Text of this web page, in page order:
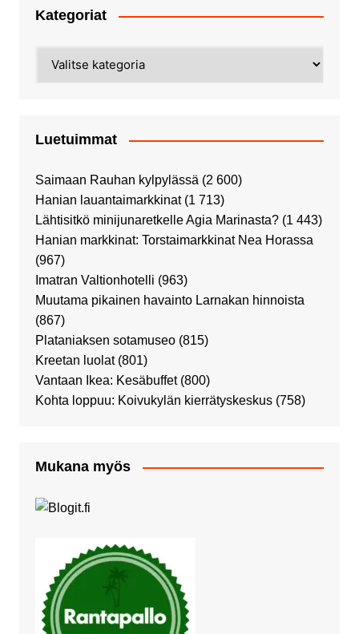
Kategoriat
Luetuimmat
Saimaan Rauhan kylpylässä (2 600)
Hanian lauantaimarkkinat (1 713)
Lähtisitkö minijunaretkelle Agia Marinasta? (1 443)
Hanian markkinat: Torstaimarkkinat Nea Horassa
(967)
Imatran Valtionhotelli (963)
Muutama pikainen havainto Larnakan hinnoista
(867)
Plataniaksen sotamuseo (815)
Kreetan luolat (801)
Vantaan Ikea: Kesäbuffet (800)
Kohta loppuu: Koivukylän kierrätyskeskus (758)
Mukana myös